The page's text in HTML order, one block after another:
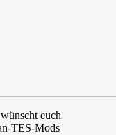
euch
TES-Mods